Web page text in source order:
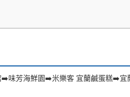
味芳海鮮園➡️米樂客 宜蘭鹹蛋糕➡️宜